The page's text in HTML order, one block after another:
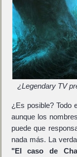
¿Legendary TV
¿Es posible? Todo
aunque los
puede que
nada más. La
"El caso de